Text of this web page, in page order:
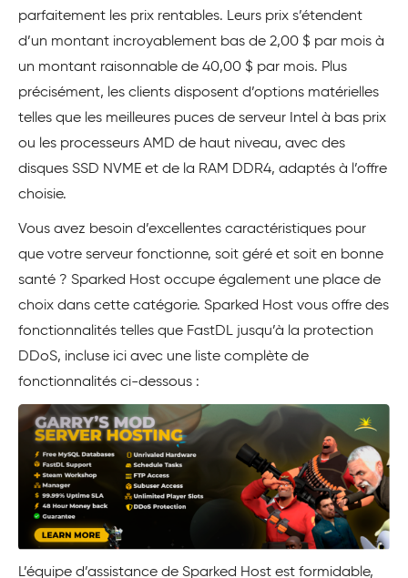
parfaitement les prix rentables. Leurs prix s’étendent
d’un montant incroyablement bas de 2,00 $ par mois à
un montant raisonnable de 40,00 $ par mois. Plus
précisément, les clients disposent d’options matérielles
telles que les meilleures puces de serveur Intel à bas prix
ou les processeurs AMD de haut niveau, avec des
disques SSD NVME et de la RAM DDR4, adaptés à l’offre
choisie.
Vous avez besoin d’excellentes caractéristiques pour
que votre serveur fonctionne, soit géré et soit en bonne
santé ? Sparked Host occupe également une place de
choix dans cette catégorie. Sparked Host vous offre des
fonctionnalités telles que FastDL jusqu’à la protection
DDoS, incluse ici avec une liste complète de
fonctionnalités ci-dessous :
L’équipe d’assistance de Sparked Host est formidable,